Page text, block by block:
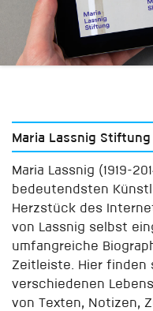
Maria Lassnig Stiftung
Maria Lassnig (1919-
bedeutendsten
Herzstück des
von Lassnig selbst
umfangreiche
Zeitleiste. Hier finden
verschiedenen
von Texten, Notizen,